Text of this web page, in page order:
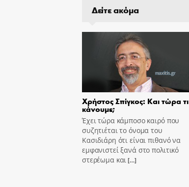
Δείτε ακόμα
Χρήστος Σπίγκος: Και τώρα τι
κάνουμε;
Έχει τώρα κάμποσο καιρό που
συζητιέται το όνομα του
Κασιδιάρη ότι είναι πιθανό να
εμφανιστεί ξανά στο πολιτικό
στερέωμα και[…]